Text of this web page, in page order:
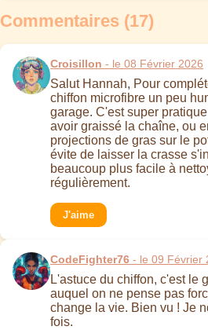
Commentaires (17)
Croisillon - le 08 Février 2026
Salut Hannah, Pour
chiffon microfibre un peu
garage. C'est super
avoir graissé la chaîne, ou
projections de gras sur le
évite de laisser la crasse
beaucoup plus facile à
régulièrement.
J'aime
CodeFighter76 - le 09 Février
L'astuce du chiffon, c'est le
auquel on ne pense pas
change la vie. Bien vu ! Je
fois.